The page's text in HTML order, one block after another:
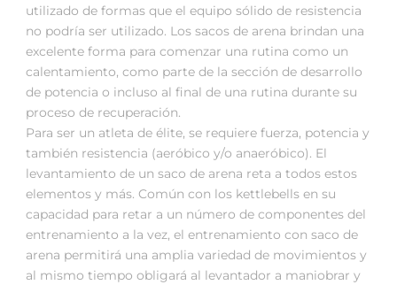
utilizado de formas que el equipo sólido de resistencia
no podría ser utilizado. Los sacos de arena brindan una
excelente forma para comenzar una rutina como un
calentamiento, como parte de la sección de desarrollo
de potencia o incluso al final de una rutina durante su
proceso de recuperación.
Para ser un atleta de élite, se requiere fuerza, potencia y
también resistencia (aeróbico y/o anaeróbico). El
levantamiento de un saco de arena reta a todos estos
elementos y más. Común con los kettlebells en su
capacidad para retar a un número de componentes del
entrenamiento a la vez, el entrenamiento con saco de
arena permitirá una amplia variedad de movimientos y
al mismo tiempo obligará al levantador a maniobrar y